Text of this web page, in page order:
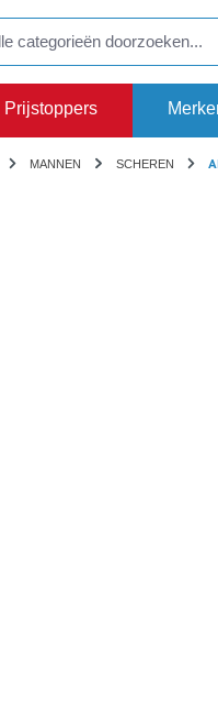
Prijstoppers
MANNEN SCHEREN